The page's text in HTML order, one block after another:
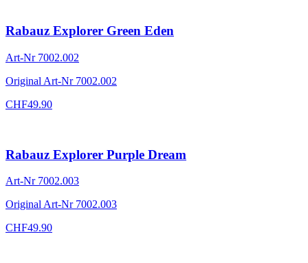
Rabauz Explorer Green Eden
Art-Nr 7002.002
Original Art-Nr 7002.002
CHF49.90
Rabauz Explorer Purple Dream
Art-Nr 7002.003
Original Art-Nr 7002.003
CHF49.90